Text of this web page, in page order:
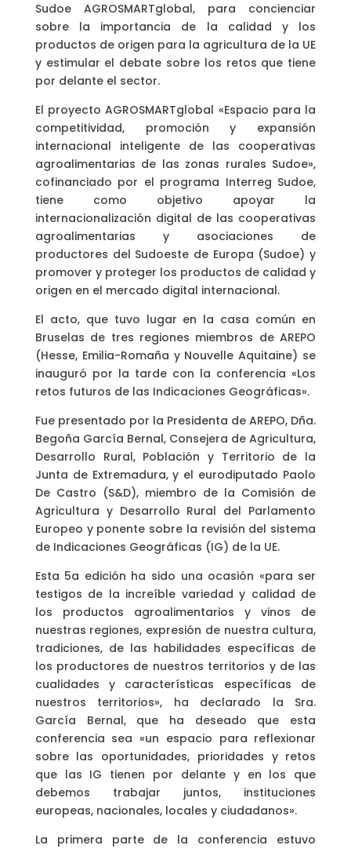
Sudoe AGROSMARTglobal, para concienciar
sobre la importancia de la calidad y los
productos de origen para la agricultura de la UE
y estimular el debate sobre los retos que tiene
por delante el sector.
El proyecto AGROSMARTglobal «Espacio para la
competitividad, promoción y expansión
internacional inteligente de las cooperativas
agroalimentarias de las zonas rurales Sudoe»,
cofinanciado por el programa Interreg Sudoe,
tiene como objetivo apoyar la
internacionalización digital de las cooperativas
agroalimentarias y asociaciones de
productores del Sudoeste de Europa (Sudoe) y
promover y proteger los productos de calidad y
origen en el mercado digital internacional.
El acto, que tuvo lugar en la casa común en
Bruselas de tres regiones miembros de AREPO
(Hesse, Emilia-Romaña y Nouvelle Aquitaine) se
inauguró por la tarde con la conferencia «Los
retos futuros de las Indicaciones Geográficas».
Fue presentado por la Presidenta de AREPO, Dña.
Begoña García Bernal, Consejera de Agricultura,
Desarrollo Rural, Población y Territorio de la
Junta de Extremadura, y el eurodiputado Paolo
De Castro (S&D), miembro de la Comisión de
Agricultura y Desarrollo Rural del Parlamento
Europeo y ponente sobre la revisión del sistema
de Indicaciones Geográficas (IG) de la UE.
Esta 5a edición ha sido una ocasión «para ser
testigos de la increíble variedad y calidad de
los productos agroalimentarios y vinos de
nuestras regiones, expresión de nuestra cultura,
tradiciones, de las habilidades específicas de
los productores de nuestros territorios y de las
cualidades y características específicas de
nuestros territorios», ha declarado la Sra.
García Bernal, que ha deseado que esta
conferencia sea «un espacio para reflexionar
sobre las oportunidades, prioridades y retos
que las IG tienen por delante y en los que
debemos trabajar juntos, instituciones
europeas, nacionales, locales y ciudadanos».
La primera parte de la conferencia estuvo